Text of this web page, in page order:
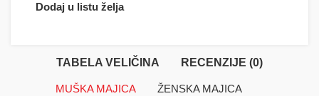
Dodaj u listu želja
TABELA VELIČINA RECENZIJE (0)
MUŠKA MAJICA ŽENSKA MAJICA